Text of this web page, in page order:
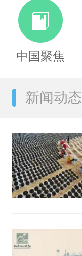
中国聚焦
新闻动态